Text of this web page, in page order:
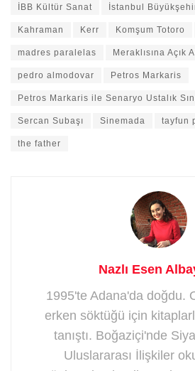
İBB Kültür Sanat İstanbul
Kahraman Kerr Komşum Totoro
madres paralelas Meraklısına Açık
pedro almodovar Petros Markaris
Petros Markaris ile Senaryo Ustalık
Sercan Subaşı Sinemada tayfun
the father
Nazlı Esen
1995'te Adana'da doğdu.
erken söktüğü için
tanıştı. Boğaziçi'nde
Uluslararası İlişkiler